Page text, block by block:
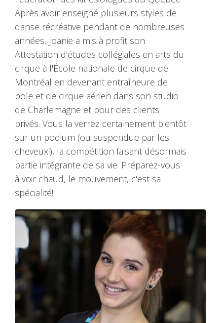
Après avoir enseigné plusieurs styles de
danse récréative pendant de nombreuses
années, Joanie a mis à profit son
Attestation d'études collégiales en arts du
cirque à l'École nationale de cirque de
Montréal en devenant entraîneure de
pole et de cirque aérien dans son studio
de Charlemagne et pour des clients
privés. Vous la verrez certainement bientôt
sur un podium (ou suspendue par les
cheveux!), la compétition faisant désormais
partie intégrante de sa vie. Préparez-vous
à voir chaud, le mouvement, c'est sa
spécialité!